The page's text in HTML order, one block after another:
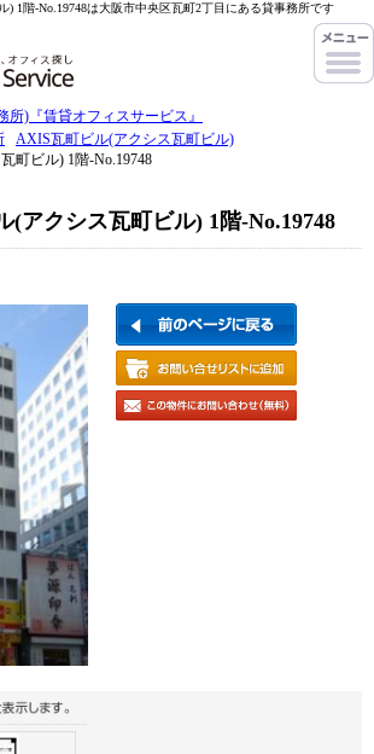
) 1階-No.19748は大阪市中央区瓦町2丁目にある貸事務所です
)『賃貸オフィスサービス』
AXIS瓦町ビル(アクシス瓦町ビル)
町ビル) 1階-No.19748
(アクシス瓦町ビル) 1階-No.19748